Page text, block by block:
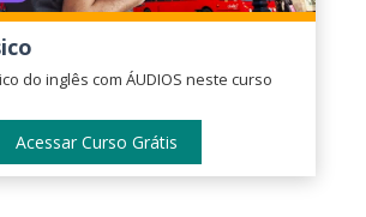
do inglês com ÁUDIOS neste curso
Acessar Curso Grátis